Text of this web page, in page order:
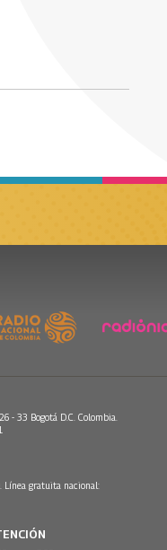
- 33 Bogotá D.C. Colombia.
gratuita nacional: